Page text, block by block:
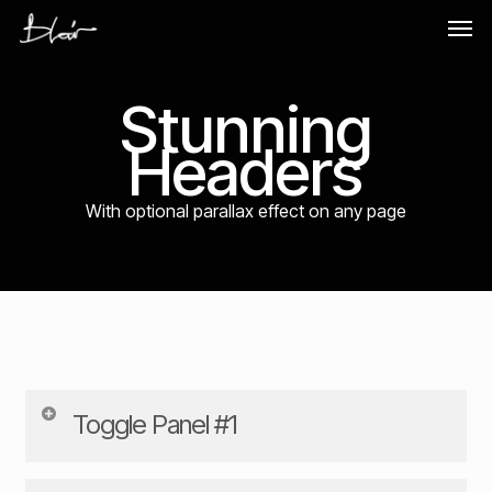
Skip
Menu
Stunning
Headers
With optional parallax effect on any page
Toggle Panel #1